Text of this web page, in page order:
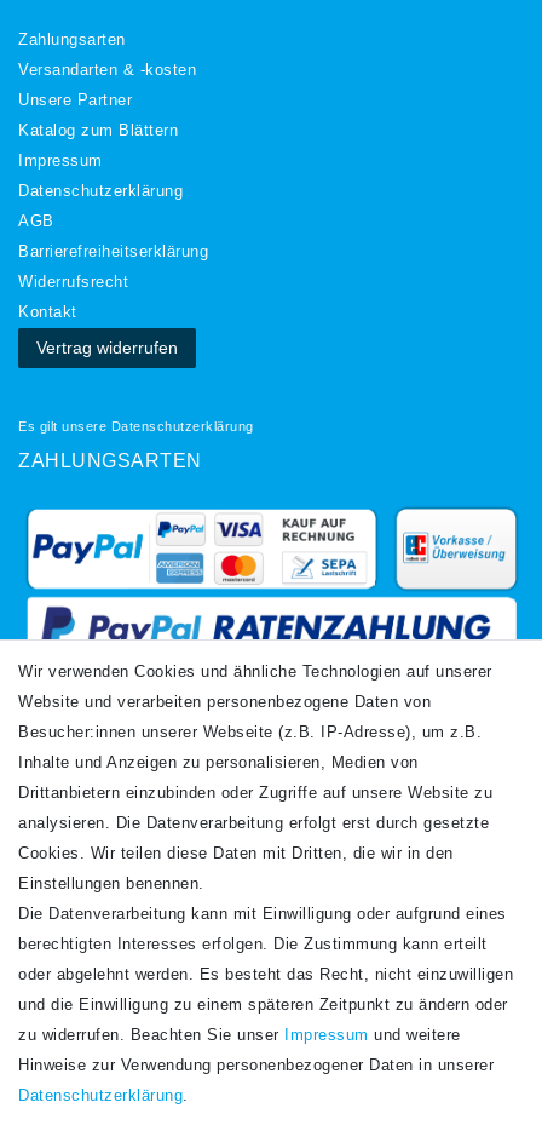
Zahlungsarten
Versandarten & -kosten
Unsere Partner
Katalog zum Blättern
Impressum
Daten­schutz­erklärung
AGB
Barrierefreiheitserklärung
Widerrufs­recht
Kontakt
Vertrag widerrufen
Es gilt unsere Datenschutzerklärung
ZAHLUNGSARTEN
VERSANDARTEN
Newsletter
Honig
Hiermit bestätige ich, dass ich dieDaten­schutz­erklärunggelesen habe. Meine
Wir verwenden Cookies und ähnliche Technologien auf unserer
Website und verarbeiten personenbezogene Daten von
Besucher:innen unserer Webseite (z.B. IP-Adresse), um z.B.
Inhalte und Anzeigen zu personalisieren, Medien von
Drittanbietern einzubinden oder Zugriffe auf unsere Website zu
analysieren. Die Datenverarbeitung erfolgt erst durch gesetzte
Cookies. Wir teilen diese Daten mit Dritten, die wir in den
Einstellungen benennen.
Die Datenverarbeitung kann mit Einwilligung oder aufgrund eines
berechtigten Interesses erfolgen. Die Zustimmung kann erteilt
oder abgelehnt werden. Es besteht das Recht, nicht einzuwilligen
und die Einwilligung zu einem späteren Zeitpunkt zu ändern oder
zu widerrufen. Beachten Sie unser
Impressum und weitere
Hinweise zur Verwendung personenbezogener Daten in unserer
Daten­schutz­erklärung.